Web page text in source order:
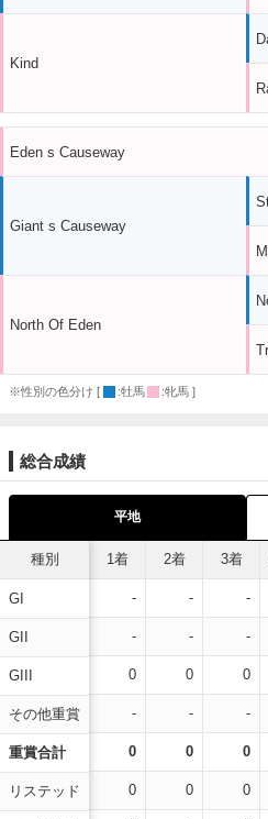
Kind
Eden s Causeway
Giant s Causeway
North Of Eden
※性別の色分け [ :牡馬 :牝馬 ]
総合成績
平地
種別
GI
GII
GIII
その他重賞
重賞合計
リステッド
1着 2着 3着
- - -
- - -
0 0 0
- - -
0 0 0
0 0 0